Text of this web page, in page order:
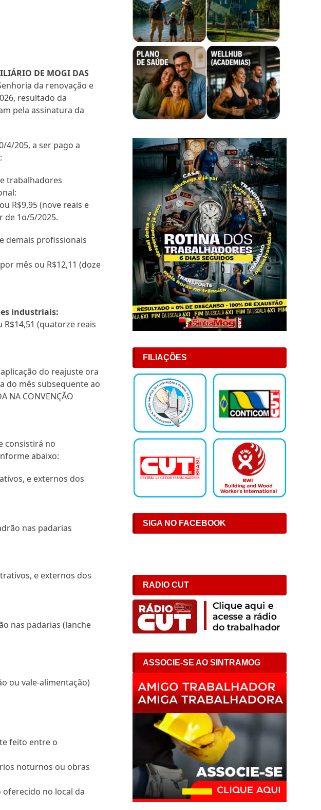
DE MOGI DAS
da renovação e
resultado da
pela assinatura da
4/205, a ser pago a
trabalhadores
R$9,95 (nove reais e
de 1o/5/2025.
demais profissionais
mês ou R$12,11 (doze
industriais:
(quatorze reais
do reajuste ora
do mês subsequente ao
NA CONVENÇÃO
consistirá no
abaixo:
e externos dos
nas padarias
e externos dos
nas padarias (lanche
ou vale-alimentação)
feito entre o
noturnos ou obras
no local da
FILIAÇÕES
SIGA NO FACEBOOK
RADIO CUT
ASSOCIE-SE AO SINTRAMOG